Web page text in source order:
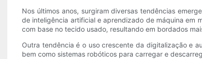
Nos últimos anos, surgiram diversas tendências
de inteligência artificial e aprendizado de máquina em
com base no tecido usado, resultando em bordados
Outra tendência é o uso crescente da digitalização e
bem como sistemas robóticos para carregar e